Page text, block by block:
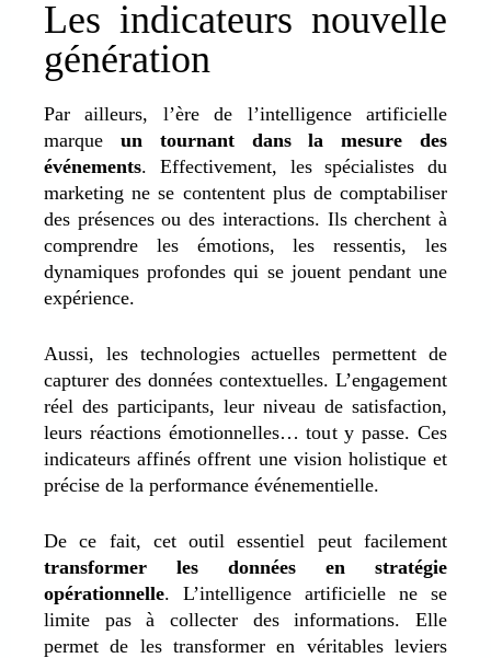
Les indicateurs nouvelle
génération
Par ailleurs, l’ère de l’intelligence artificielle
marque un tournant dans la mesure des
événements. Effectivement, les spécialistes du
marketing ne se contentent plus de comptabiliser
des présences ou des interactions. Ils cherchent à
comprendre les émotions, les ressentis, les
dynamiques profondes qui se jouent pendant une
expérience.
Aussi, les technologies actuelles permettent de
capturer des données contextuelles. L’engagement
réel des participants, leur niveau de satisfaction,
leurs réactions émotionnelles… tout y passe. Ces
indicateurs affinés offrent une vision holistique et
précise de la performance événementielle.
De ce fait, cet outil essentiel peut facilement
transformer les données en stratégie
opérationnelle. L’intelligence artificielle ne se
limite pas à collecter des informations. Elle
permet de les transformer en véritables leviers